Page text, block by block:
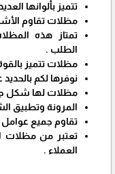
تتميز بألوانها
مظلات تقاوم
تمتاز هذه
الطلب .
مظلات تتميز
نوفرها لكم
مظلات لها شكل
المرونة وتطبيق
تقاوم جميع عوامل
تعتبر من مظلات
العملاء .